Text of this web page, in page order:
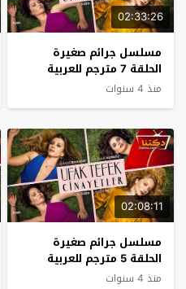
02:33:26
مسلسل جرائم صغيرة
الحلقة 7 مترجم للعربية
منذ 4 سنوات
02:08:11
مسلسل جرائم صغيرة
الحلقة 5 مترجم للعربية
منذ 4 سنوات